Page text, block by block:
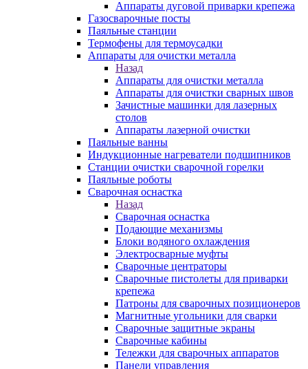
Аппараты дуговой приварки крепежа
Газосварочные посты
Паяльные станции
Термофены для термоусадки
Аппараты для очистки металла
Назад
Аппараты для очистки металла
Аппараты для очистки сварных швов
Зачистные машинки для лазерных
столов
Аппараты лазерной очистки
Паяльные ванны
Индукционные нагреватели подшипников
Станции очистки сварочной горелки
Паяльные роботы
Сварочная оснастка
Назад
Сварочная оснастка
Подающие механизмы
Блоки водяного охлаждения
Электросварные муфты
Сварочные центраторы
Сварочные пистолеты для приварки
крепежа
Патроны для сварочных позиционеров
Магнитные угольники для сварки
Сварочные защитные экраны
Сварочные кабины
Тележки для сварочных аппаратов
Панели управления